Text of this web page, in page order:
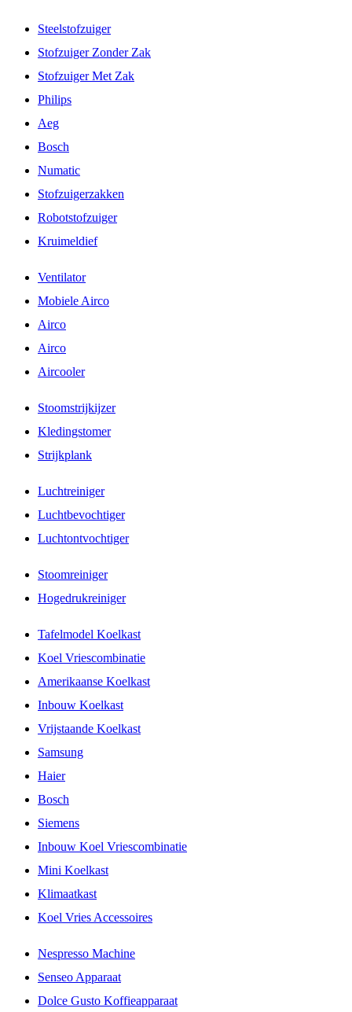
Steelstofzuiger
Stofzuiger Zonder Zak
Stofzuiger Met Zak
Philips
Aeg
Bosch
Numatic
Stofzuigerzakken
Robotstofzuiger
Kruimeldief
Ventilator
Mobiele Airco
Airco
Airco
Aircooler
Stoomstrijkijzer
Kledingstomer
Strijkplank
Luchtreiniger
Luchtbevochtiger
Luchtontvochtiger
Stoomreiniger
Hogedrukreiniger
Tafelmodel Koelkast
Koel Vriescombinatie
Amerikaanse Koelkast
Inbouw Koelkast
Vrijstaande Koelkast
Samsung
Haier
Bosch
Siemens
Inbouw Koel Vriescombinatie
Mini Koelkast
Klimaatkast
Koel Vries Accessoires
Nespresso Machine
Senseo Apparaat
Dolce Gusto Koffieapparaat